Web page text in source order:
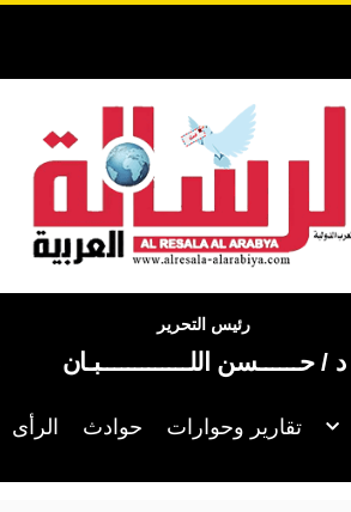
رئيس التحرير
د / حــــــسن اللـــــــــــــبـان
تقارير وحوارات حوادث الرأى